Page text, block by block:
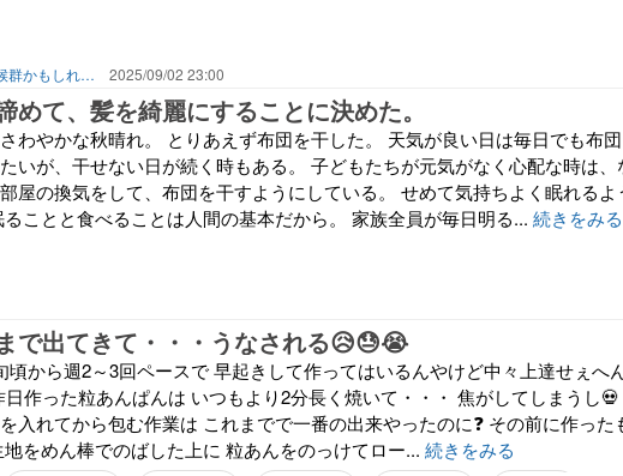
もしかしたら、リーキーガット症候群かもしれないお婆ちゃんの食事 2025/09/02 23:00
めて、髪を綺麗にすることに決めた。
わやかな秋晴れ。 とりあえず布団を干した。 天気が良い日は毎日でも布団
いが、干せない日が続く時もある。 子どもたちが元気がなく心配な時は、
屋の換気をして、布団を干すようにしている。 せめて気持ちよく眠れるよ
ることと食べることは人間の基本だから。 家族全員が毎日明る... 続きをみる
で出てきて・・・うなされる😥😓😭
頃から週2～3回ペースで 早起きして作ってはいるんやけど中々上達せぇへ
日作った粒あんぱんは いつもより2分長く焼いて・・・ 焦がしてしまうし💀
入れてから包む作業は これまでで一番の出来やったのに❓ その前に作った
をめん棒でのばした上に 粒あんをのっけてロー... 続きをみる